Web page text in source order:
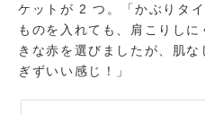
ケットが 2 つ。「かぶりタ
ものを入れても、肩こりし
きな赤を選びましたが、肌
ぎずいい感じ！」